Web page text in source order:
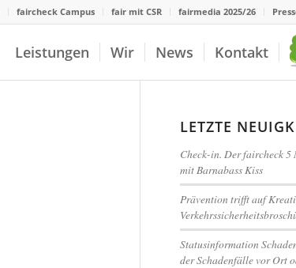
faircheck Campus fair mit CSR fairmedia 2025/26
Leistungen Wir News Kontakt
LETZTE
Check-in. Der faircheck
mit Barnabass Kiss
Prävention trifft auf
Statusinformation
der Schadenfälle vor Ort